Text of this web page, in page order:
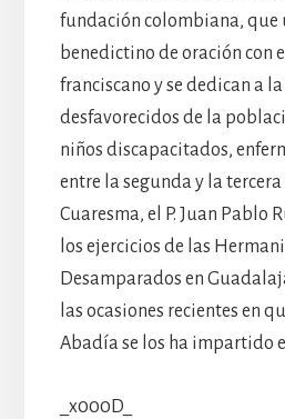
fundación colombiana, que
benedictino de oración con
franciscano y se dedican a
desfavorecidos de la
niños discapacitados,
entre la segunda y la tercera
Cuaresma, el P. Juan Pablo
los ejercicios de las
Desamparados en
las ocasiones recientes en
Abadía se los ha impartido
_x000D_